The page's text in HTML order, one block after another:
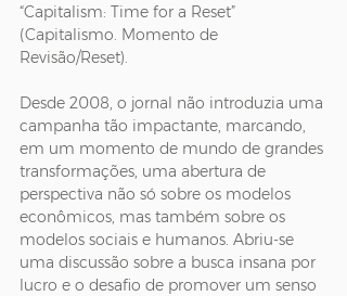
“Capitalism: Time for a Reset”
(Capitalismo. Momento de
Revisão/Reset).
Desde 2008, o jornal não introduzia uma
campanha tão impactante, marcando,
em um momento de mundo de grandes
transformações, uma abertura de
perspectiva não só sobre os modelos
econômicos, mas também sobre os
modelos sociais e humanos. Abriu-se
uma discussão sobre a busca insana por
lucro e o desafio de promover um senso